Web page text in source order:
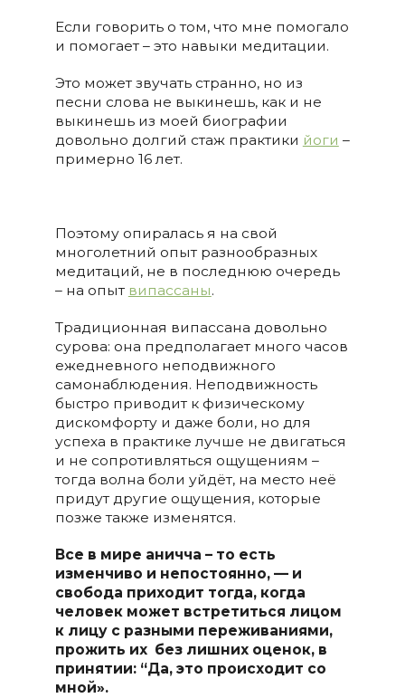
Если говорить о том, что мне помогало
и помогает – это навыки медитации.
Это может звучать странно, но из
песни слова не выкинешь, как и не
выкинешь из моей биографии
довольно долгий стаж практики йоги –
примерно 16 лет.
Поэтому опиралась я на свой
многолетний опыт разнообразных
медитаций, не в последнюю очередь
– на опыт випассаны.
Традиционная випассана довольно
сурова: она предполагает много часов
ежедневного неподвижного
самонаблюдения. Неподвижность
быстро приводит к физическому
дискомфорту и даже боли, но для
успеха в практике лучше не двигаться
и не сопротивляться ощущениям –
тогда волна боли уйдёт, на место неё
придут другие ощущения, которые
позже также изменятся.
Все в мире аничча – то есть
изменчиво и непостоянно, — и
свобода приходит тогда, когда
человек может встретиться лицом
к лицу с разными переживаниями,
прожить их без лишних оценок, в
принятии: “Да, это происходит со
мной».